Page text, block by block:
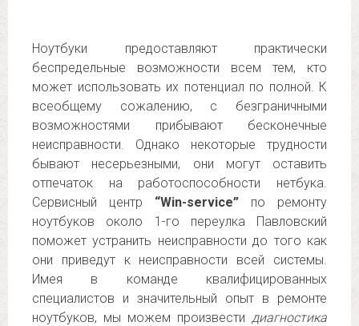
Ноутбуки предоставляют практически
беспредельные возможности всем тем, кто
может использовать их потенциал по полной. К
всеобщему сожалению, с безграничными
возможностями прибывают бесконечные
неисправности. Однако некоторые трудности
бывают несерьезными, они могут оставить
отпечаток на работоспособности нетбука.
Сервисный центр “Win-service” по ремонту
ноутбуков около 1-го переулка Павловский
поможет устранить неисправности до того как
они приведут к неисправности всей системы.
Имея в команде квалифицированных
специалистов и значительный опыт в ремонте
ноутбуков, мы можем произвести диагностика